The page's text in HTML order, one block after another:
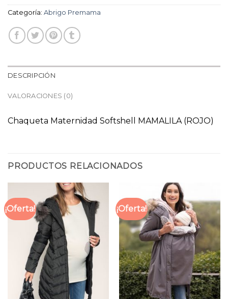
Categoría: Abrigo Premama
DESCRIPCIÓN
VALORACIONES (0)
Chaqueta Maternidad Softshell MAMALILA (ROJO)
PRODUCTOS RELACIONADOS
¡Oferta! ¡Oferta!